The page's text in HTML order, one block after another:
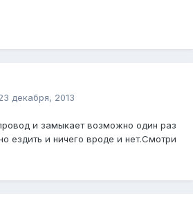
декабря, 2013
и замыкает возможно один раз
ездить и ничего вроде и нет.Смотри